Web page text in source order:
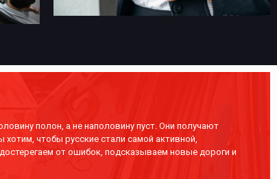
полон, а не наполовину пуст. Они получают
чтобы русские стали самой активной,
от ошибок, подсказываем новые дороги и